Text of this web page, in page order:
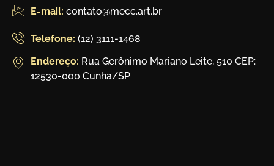
E-mail: contato@mecc.art.br
Telefone: (12) 3111-1468
Endereço: Rua Gerônimo Mariano Leite, 510 CEP:
12530-000 Cunha/SP